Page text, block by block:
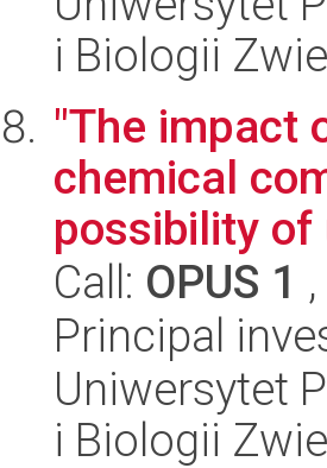
i Biologii
"The impact
chemical
possibility of
Call: OPUS 1
Principal
Uniwersytet
i Biologii